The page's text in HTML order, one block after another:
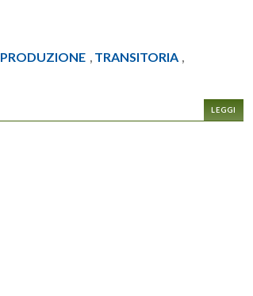
PRODUZIONE , TRANSITORIA ,
LEGGI